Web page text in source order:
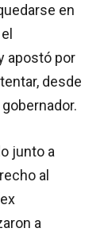
en
apostó por
desde
junto a
al
a